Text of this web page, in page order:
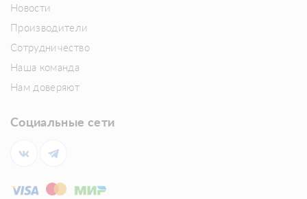
Новости
Производители
Сотрудничество
Наша команда
Нам доверяют
Социальные сети